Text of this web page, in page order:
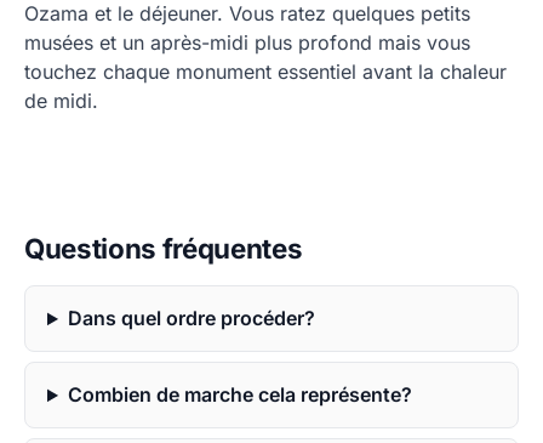
Ozama et le déjeuner. Vous ratez quelques petits
musées et un après-midi plus profond mais vous
touchez chaque monument essentiel avant la chaleur
de midi.
Questions fréquentes
Dans quel ordre procéder?
Combien de marche cela représente?